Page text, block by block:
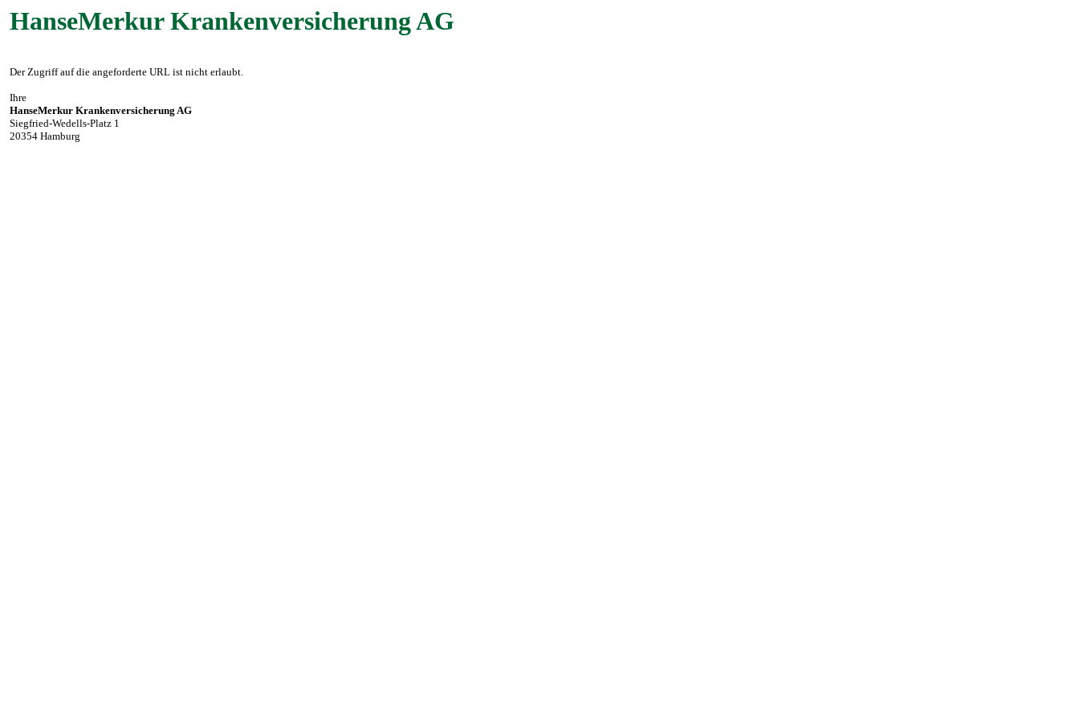
HanseMerkur Krankenversicherung AG
Der Zugriff auf die angeforderte URL ist nicht erlaubt.
Ihre
HanseMerkur Krankenversicherung AG
Siegfried-Wedells-Platz 1
20354 Hamburg